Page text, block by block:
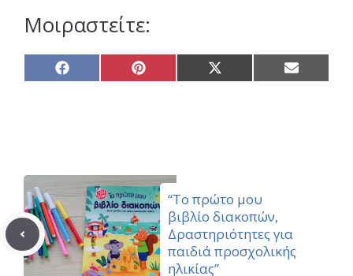
Μοιραστείτε:
Share
on
Share
on
Share
on
Share
on
“Το πρώτο μου
βιβλίο διακοπών,
Δραστηριότητες για
παιδιά προσχολικής
ηλικίας”